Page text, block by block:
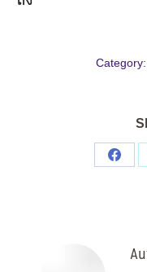
Category: